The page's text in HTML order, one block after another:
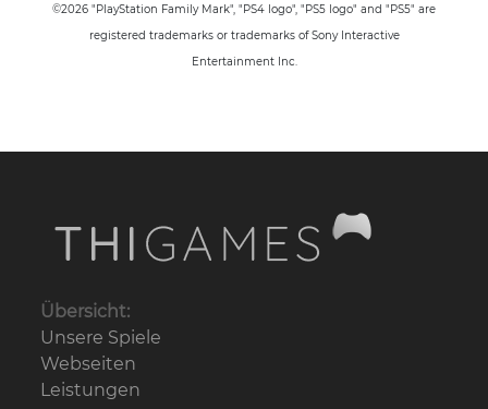
©2026 "PlayStation Family Mark", "PS4 logo", "PS5 logo" and "PS5" are
registered trademarks or trademarks of Sony Interactive
Entertainment Inc.
Übersicht:
Unsere Spiele
Webseiten
Leistungen